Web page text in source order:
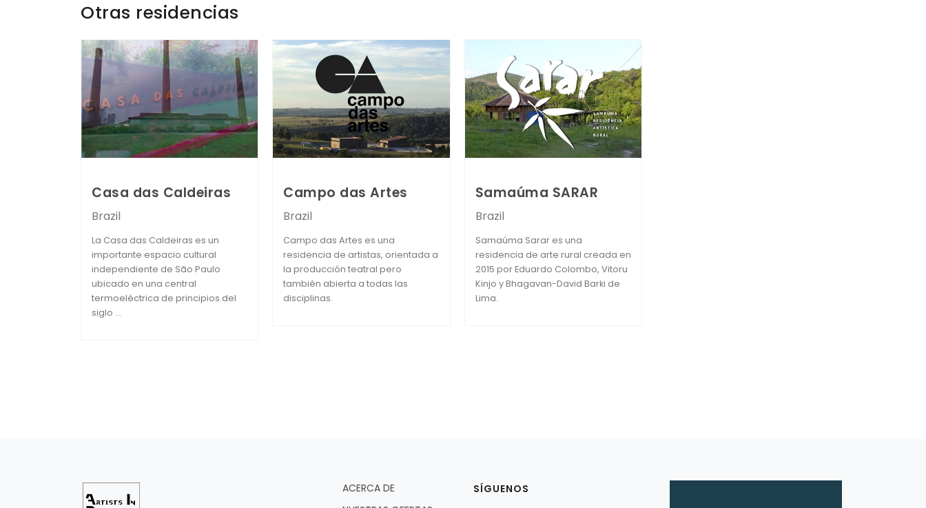
Otras residencias
Casa das Caldeiras
Brazil
La Casa das Caldeiras es un
importante espacio cultural
independiente de São Paulo
ubicado en una central
termoeléctrica de principios del
siglo ...
Campo das Artes
Brazil
Campo das Artes es una
residencia de artistas, orientada a
la producción teatral pero
también abierta a todas las
disciplinas.
Samaúma SARAR
Brazil
Samaúma Sarar es una
residencia de arte rural creada en
2015 por Eduardo Colombo, Vitoru
Kinjo y Bhagavan-David Barki de
Lima.
ACERCA DE
SÍGUENOS